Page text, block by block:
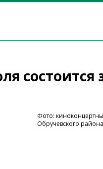
состоится
Фото:
Обручевского района